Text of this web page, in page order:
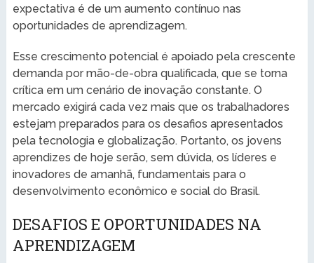
expectativa é de um aumento contínuo nas
oportunidades de aprendizagem.
Esse crescimento potencial é apoiado pela crescente
demanda por mão-de-obra qualificada, que se torna
crítica em um cenário de inovação constante. O
mercado exigirá cada vez mais que os trabalhadores
estejam preparados para os desafios apresentados
pela tecnologia e globalização. Portanto, os jovens
aprendizes de hoje serão, sem dúvida, os líderes e
inovadores de amanhã, fundamentais para o
desenvolvimento econômico e social do Brasil.
DESAFIOS E OPORTUNIDADES NA
APRENDIZAGEM